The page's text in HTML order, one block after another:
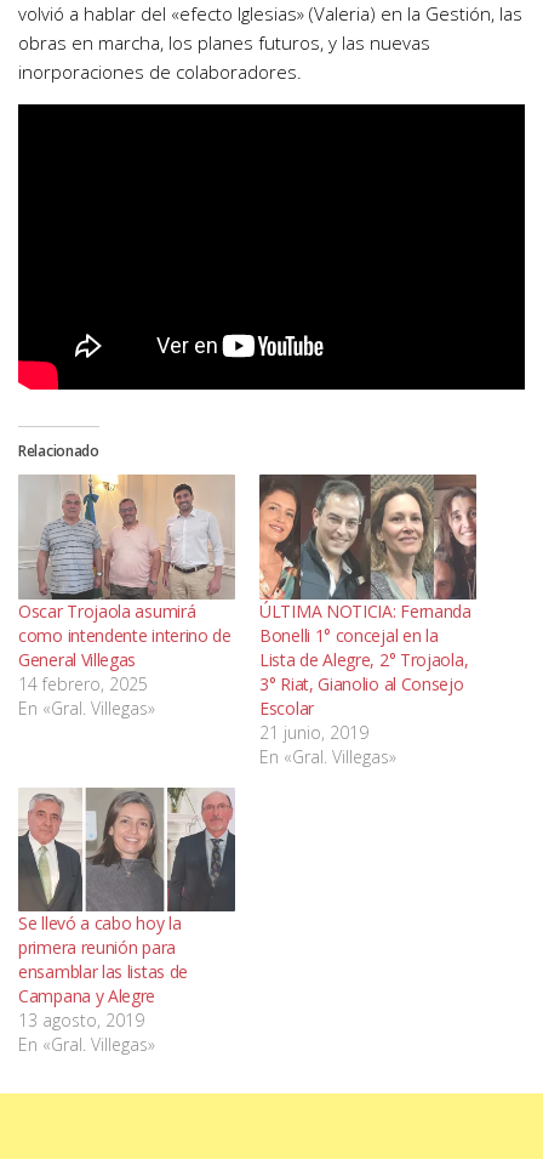
volvió a hablar del «efecto Iglesias» (Valeria) en la Gestión, las
obras en marcha, los planes futuros, y las nuevas
inorporaciones de colaboradores.
Relacionado
Oscar Trojaola asumirá
como intendente interino de
General Villegas
14 febrero, 2025
En «Gral. Villegas»
ÚLTIMA NOTICIA: Fernanda
Bonelli 1° concejal en la
Lista de Alegre, 2° Trojaola,
3° Riat, Gianolio al Consejo
Escolar
21 junio, 2019
En «Gral. Villegas»
Se llevó a cabo hoy la
primera reunión para
ensamblar las listas de
Campana y Alegre
13 agosto, 2019
En «Gral. Villegas»